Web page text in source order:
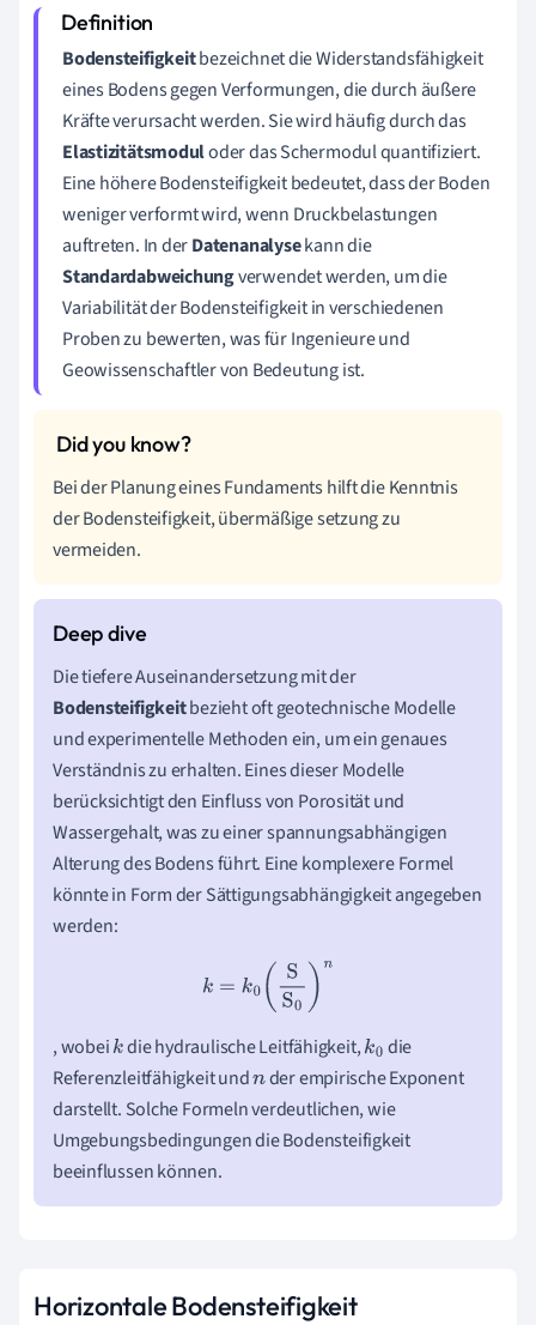
Bodensteifigkeitbezeichnet die Widerstandsfähigkeit
eines Bodens gegen Verformungen, die durch äußere
Kräfte verursacht werden. Sie wird häufig durch das
Elastizitätsmoduloder das Schermodul quantifiziert.
Eine höhere Bodensteifigkeit bedeutet, dass der Boden
weniger verformt wird, wenn Druckbelastungen
auftreten. In derDatenanalysekann die
Standardabweichungverwendet werden, um die
Variabilität der Bodensteifigkeit in verschiedenen
Proben zu bewerten, was für Ingenieure und
Geowissenschaftler von Bedeutung ist.
Bei der Planung eines Fundaments hilft die Kenntnis
der Bodensteifigkeit, übermäßige setzung zu
vermeiden.
Die tiefere Auseinandersetzung mit der
Bodensteifigkeitbezieht oft geotechnische Modelle
und experimentelle Methoden ein, um ein genaues
Verständnis zu erhalten. Eines dieser Modelle
berücksichtigt den Einfluss von Porosität und
Wassergehalt, was zu einer spannungsabhängigen
Alterung des Bodens führt. Eine komplexere Formel
könnte in Form der Sättigungsabhängigkeit angegeben
werden:
k= k0 (S S0) n
, wobeikdie hydraulische Leitfähigkeit,k0die
Referenzleitfähigkeit undnder empirische Exponent
darstellt. Solche Formeln verdeutlichen, wie
Umgebungsbedingungen die Bodensteifigkeit
beeinflussen können.
Horizontale Bodensteifigkeit